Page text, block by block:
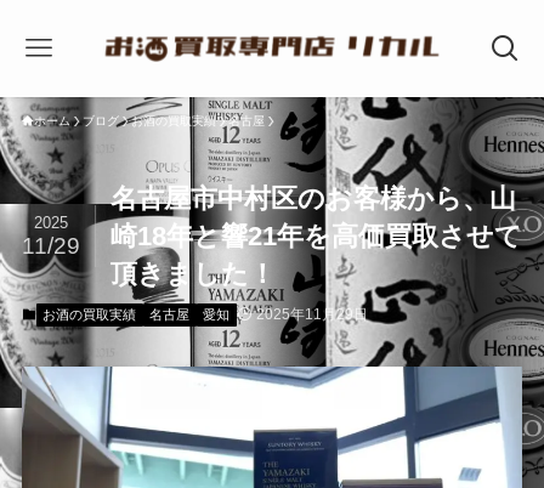
ホーム ブログ お酒の買取実績 名古屋
名古屋市中村区のお客様から、山
崎18年と響21年を高価買取させて
頂きました！
2025
11/29
お酒の買取実績 名古屋 愛知 2025年11月29日